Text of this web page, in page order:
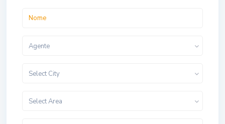
Agente
Select City
Select Area